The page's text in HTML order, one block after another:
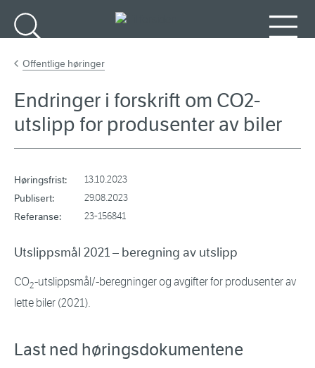
Offentlige høringer
Endringer i forskrift om CO2-
utslipp for produsenter av biler
Høringsfrist: 13.10.2023
Publisert: 29.08.2023
Referanse: 23-156841
Utslippsmål 2021 – beregning av utslipp
CO2-utslippsmål/-beregninger og avgifter for produsenter av
lette biler (2021).
Last ned høringsdokumentene